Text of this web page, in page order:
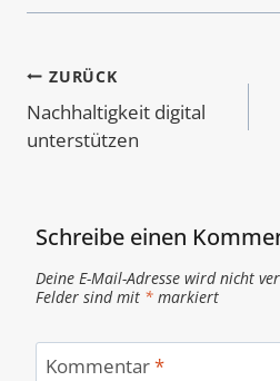
Beitragsnavigation
ZURÜCK
Nachhaltigkeit digital
unterstützen
Schreibe einen
Deine E-Mail-Adresse wird nicht
Felder sind mit * markiert
Kommentar*